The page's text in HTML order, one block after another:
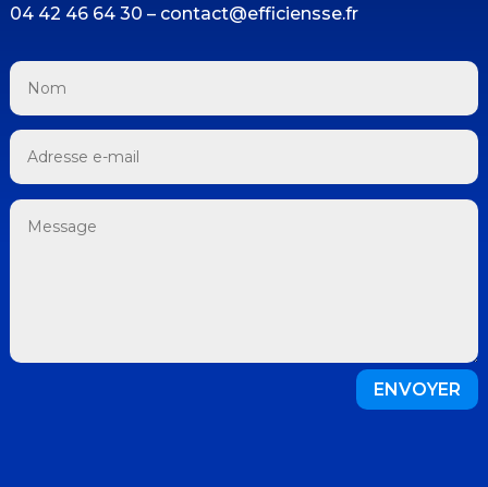
04 42 46 64 30 – contact@efficiensse.fr
ENVOYER